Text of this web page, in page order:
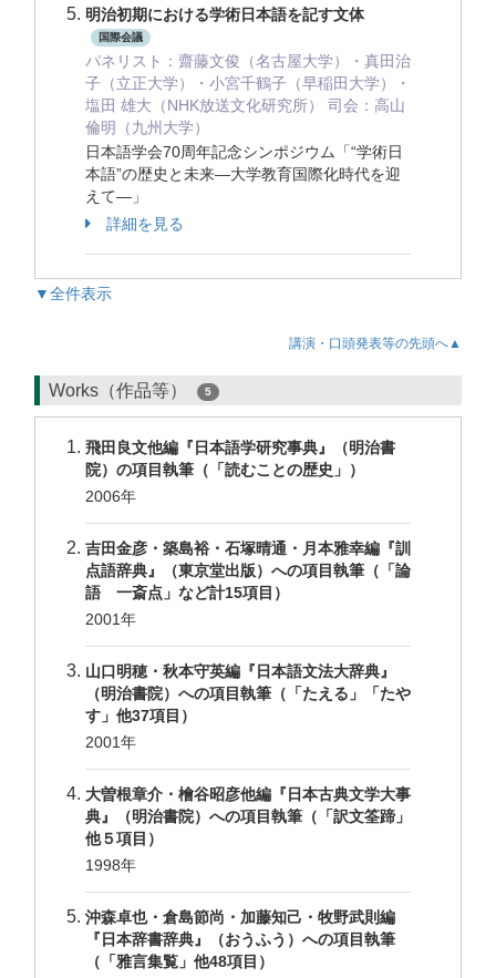
明治初期における学術日本語を記す文体
国際会議
パネリスト：齋藤文俊（名古屋大学）・真田治
子（立正大学）・小宮千鶴子（早稲田大学）・
塩田 雄大（NHK放送文化研究所） 司会：高山
倫明（九州大学）
日本語学会70周年記念シンポジウム「“学術日
本語”の歴史と未来―大学教育国際化時代を迎
えて―」
詳細を見る
▼全件表示
講演・口頭発表等の先頭へ▲
Works（作品等） 5
飛田良文他編『日本語学研究事典』（明治書
院）の項目執筆（「読むことの歴史」）
2006年
吉田金彦・築島裕・石塚晴通・月本雅幸編『訓
点語辞典』（東京堂出版）への項目執筆（「論
語 一斎点」など計15項目）
2001年
山口明穂・秋本守英編『日本語文法大辞典』
（明治書院）への項目執筆（「たえる」「たや
す」他37項目）
2001年
大曽根章介・檜谷昭彦他編『日本古典文学大事
典』（明治書院）への項目執筆（「訳文筌蹄」
他５項目）
1998年
沖森卓也・倉島節尚・加藤知己・牧野武則編
『日本辞書辞典』（おうふう）への項目執筆
（「雅言集覧」他48項目）